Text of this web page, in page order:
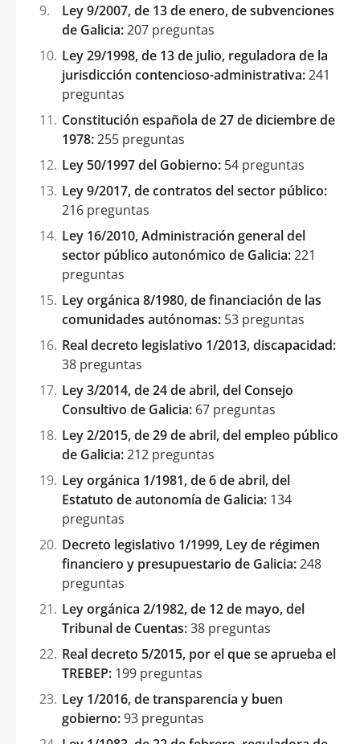
Ley 9/2007, de 13 de enero, de subvenciones
de Galicia:207 preguntas
Ley 29/1998, de 13 de julio, reguladora de la
jurisdicción contencioso-administrativa:241
preguntas
Constitución española de 27 de diciembre de
1978:255 preguntas
Ley 50/1997 del Gobierno: 54 preguntas
Ley 9/2017, de contratos del sector público:
216 preguntas
Ley 16/2010, Administración general del
sector público autonómico de Galicia:221
preguntas
Ley orgánica 8/1980, de financiación de las
comunidades autónomas: 53 preguntas
Real decreto legislativo 1/2013, discapacidad:
38 preguntas
Ley 3/2014, de 24 de abril, del Consejo
Consultivo de Galicia: 67 preguntas
Ley 2/2015, de 29 de abril, del empleo público
de Galicia:212 preguntas
Ley orgánica 1/1981, de 6 de abril, del
Estatuto de autonomía de Galicia: 134
preguntas
Decreto legislativo 1/1999, Ley de régimen
financiero y presupuestario de Galicia:248
preguntas
Ley orgánica 2/1982, de 12 de mayo, del
Tribunal de Cuentas:38 preguntas
Real decreto 5/2015, por el que se aprueba el
TREBEP: 199 preguntas
Ley 1/2016, de transparencia y buen
gobierno:93 preguntas